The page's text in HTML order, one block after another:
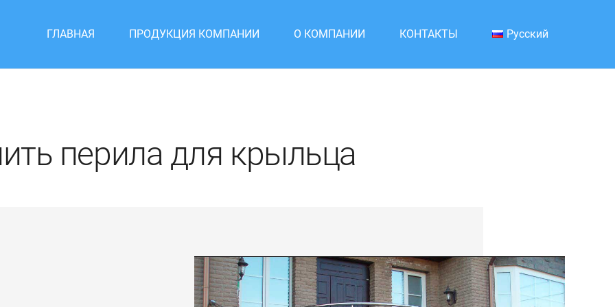
ГЛАВНАЯ ПРОДУКЦИЯ КОМПАНИИ О КОМПАНИИ КОНТАКТЫ Русский
перила для крыльца